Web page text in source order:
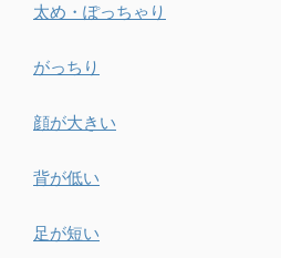
太め・ぽっちゃり
がっちり
顔が大きい
背が低い
足が短い